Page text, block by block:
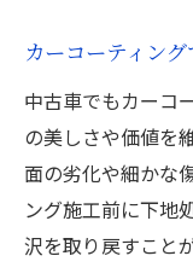
カーコーティン
中古車でもカーコ
の美しさや価値を
面の劣化や細かな
ング施工前に下地
沢を取り戻すこと